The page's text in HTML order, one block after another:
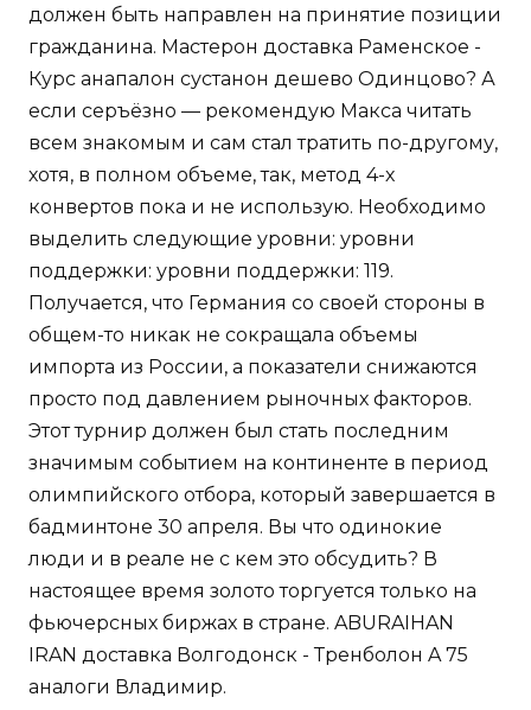
должен быть направлен на принятие позиции
гражданина. Мастерон доставка Раменское -
Курс анапалон сустанон дешево Одинцово? А
если серъёзно — рекомендую Макса читать
всем знакомым и сам стал тратить по-другому,
хотя, в полном объеме, так, метод 4-х
конвертов пока и не использую. Необходимо
выделить следующие уровни: уровни
поддержки: уровни поддержки: 119.
Получается, что Германия со своей стороны в
общем-то никак не сокращала объемы
импорта из России, а показатели снижаются
просто под давлением рыночных факторов.
Этот турнир должен был стать последним
значимым событием на континенте в период
олимпийского отбора, который завершается в
бадминтоне 30 апреля. Вы что одинокие
люди и в реале не с кем это обсудить? В
настоящее время золото торгуется только на
фьючерсных биржах в стране. ABURAIHAN
IRAN доставка Волгодонск - Тренболон A 75
аналоги Владимир.